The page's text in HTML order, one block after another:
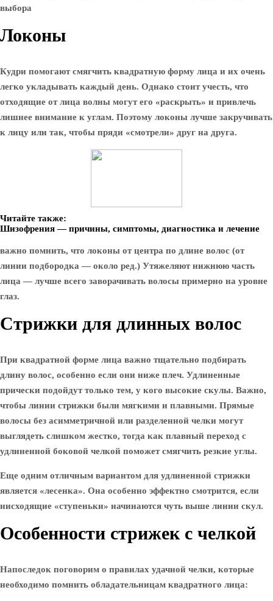
Локоны
Кудри помогают смягчить квадратную форму лица и их очень
легко укладывать каждый день. Однако стоит учесть, что
отходящие от лица волны могут его «раскрыть» и привлечь
лишнее внимание к углам. Поэтому локоны лучше закручивать
к лицу или так, чтобы пряди «смотрели» друг на друга.
Читайте также:
Шизофрения — причины, симптомы, диагностика и лечение
важно помнить, что локоны от центра по длине волос (от
линии подбородка — около ред.) Утяжеляют нижнюю часть
лица — лучше всего заворачивать волосы примерно на уровне
глаз.
Стрижки для длинных волос
При квадратной форме лица важно тщательно подбирать
длину волос, особенно если они ниже плеч. Удлиненные
прически подойдут только тем, у кого высокие скулы. Важно,
чтобы линии стрижки были мягкими и плавными. Прямые
волосы без асимметричной или разделенной челки могут
выглядеть слишком жестко, тогда как плавный переход с
удлиненной боковой челкой поможет смягчить резкие углы.
Еще одним отличным вариантом для удлиненной стрижки
является «лесенка». Она особенно эффектно смотрится, если
нисходящие «ступеньки» начинаются чуть выше линии скул.
Особенности стрижек с челкой
Напоследок поговорим о правилах удачной челки, которые
необходимо помнить обладательницам квадратного лица: